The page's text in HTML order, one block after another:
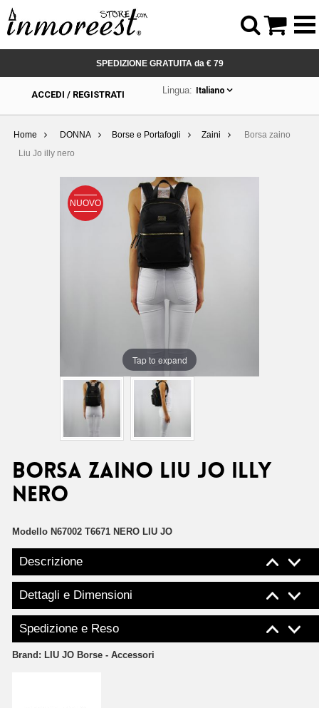
SPEDIZIONE GRATUITA da € 79
ACCEDI / REGISTRATI Lingua: Italiano
Home DONNA Borse e Portafogli Zaini
Borsa zaino
Liu Jo illy nero
NUOVO
Tap to expand
Borsa zaino Liu Jo illy
nero
Modello N67002 T6671 NERO LIU JO
Descrizione
Dettagli e Dimensioni
Spedizione e Reso
Brand: LIU JO Borse - Accessori
 